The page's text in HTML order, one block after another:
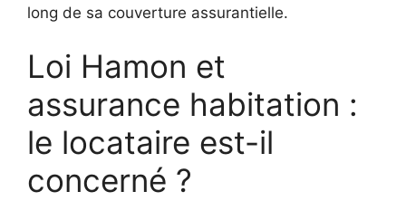
long de sa couverture assurantielle.
Loi Hamon et
assurance habitation :
le locataire est-il
concerné ?